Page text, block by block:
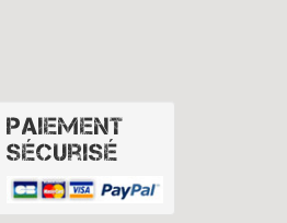
Paiement
sécurisé